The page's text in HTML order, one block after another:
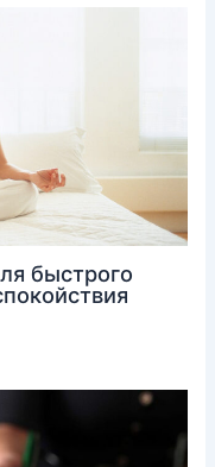
быстрого